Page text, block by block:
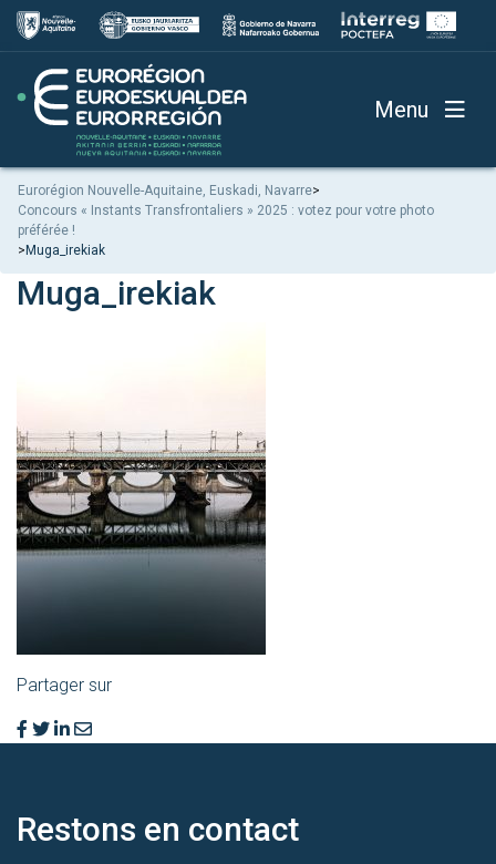
Menu
Eurorégion Nouvelle-Aquitaine, Euskadi, Navarre>
Concours « Instants Transfrontaliers » 2025 : votez pour votre photo
préférée !
> Muga_irekiak
Muga_irekiak
Partager sur
Restons en contact